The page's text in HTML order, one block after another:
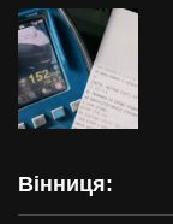
Вінниця: